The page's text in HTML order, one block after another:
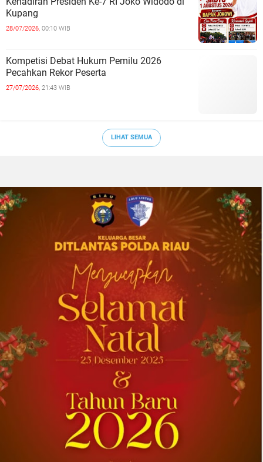
Kupang
28/07/2026, 00:10 WIB
Kompetisi Debat Hukum Pemilu 2026
Pecahkan Rekor Peserta
27/07/2026, 21:43 WIB
LIHAT SEMUA